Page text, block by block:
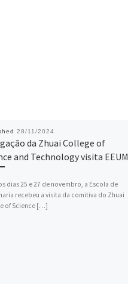
28/11/2024
da Zhuai College of
and Technology visita EEUM
dias 25 e 27 de novembro, a Escola de
recebeu a visita da comitiva do Zhuai
of Science […]